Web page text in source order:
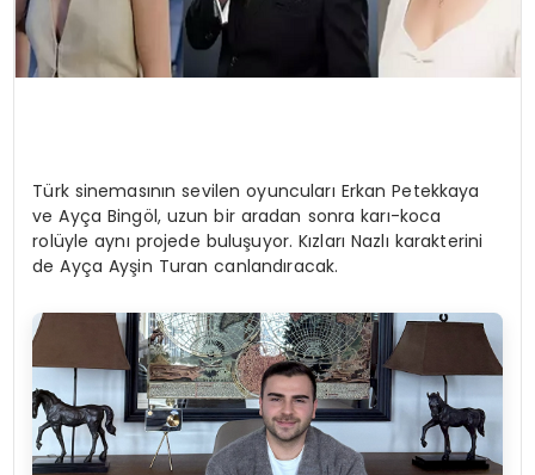
Türk sinemasının sevilen oyuncuları Erkan Petekkaya
ve Ayça Bingöl, uzun bir aradan sonra karı-koca
rolüyle aynı projede buluşuyor. Kızları Nazlı karakterini
de Ayça Ayşin Turan canlandıracak.